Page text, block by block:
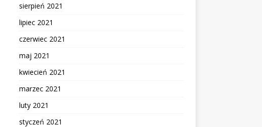
sierpień 2021
lipiec 2021
czerwiec 2021
maj 2021
kwiecień 2021
marzec 2021
luty 2021
styczeń 2021